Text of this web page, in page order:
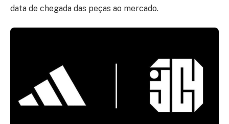
data de chegada das peças ao mercado.